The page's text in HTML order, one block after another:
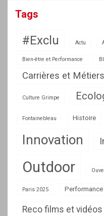
Tags
#Exclu Actu
Bien-être et Performance
Carrières et Métiers
Culture Grimpe
Fontainebleau Histoire
Innovation
Outdoor
Paris 2025 Performance
Reco films et vidéos